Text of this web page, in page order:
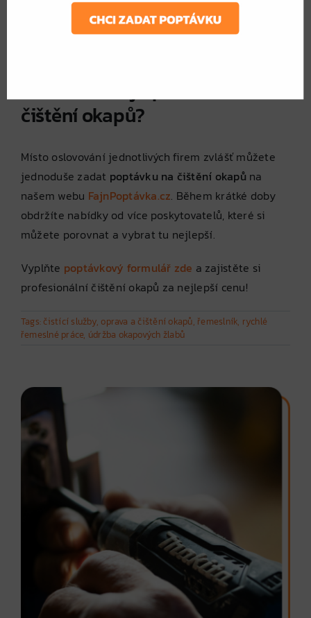
nejkvalitnější služby na základě hodnocení.
Garanci kvality– Profesionální firmy často
čištění okapů?
Místo oslovování jednotlivých firem zvlášť můžete
jednoduše zadat poptávku na čištění okapů na
našem webu FajnPoptávka.cz. Během krátké doby
obdržíte nabídky od více poskytovatelů, které si
můžete porovnat a vybrat tu nejlepší.
Vyplňte poptávkový formulář zde a zajistěte si
profesionální čištění okapů za nejlepší cenu!
Tags: čistící služby, oprava a čištění okapů, řemeslník, rychlé
řemeslné práce, údržba okapových žlabů